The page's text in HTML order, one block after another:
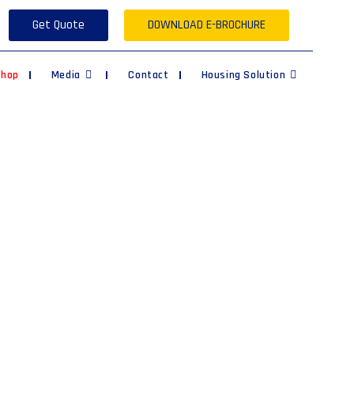
Get Quote DOWNLOAD E-BROCHURE
Media Contact Housing Solution